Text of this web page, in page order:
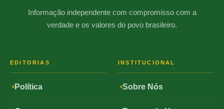
Informação independente com compromisso com a
verdade e os valores do povo brasileiro.
EDITORIAS
Política
INSTITUCIONAL
Sobre Nós